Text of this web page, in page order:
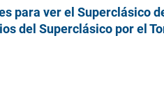
para ver el Superclásico
del Superclásico por el